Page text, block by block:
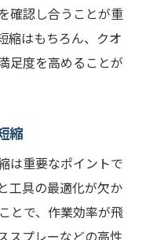
確認し合うことが重
縮はもちろん、クオ
足度を高めることが
縮
は重要なポイントで
工具の最適化が欠か
とで、作業効率が飛